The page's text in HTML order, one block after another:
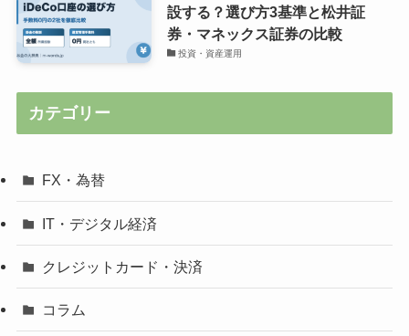
設する？選び方3基準と松井証
券・マネックス証券の比較
投資・資産運用
カテゴリー
FX・為替
IT・デジタル経済
クレジットカード・決済
コラム